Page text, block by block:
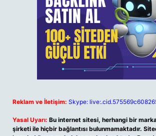
Reklam ve İletişim: Skype:
Yasal Uyarı: Bu internet sitesi, herhangi bir
şirketi ile hiçbir bağlantısı bulunmamaktadır.